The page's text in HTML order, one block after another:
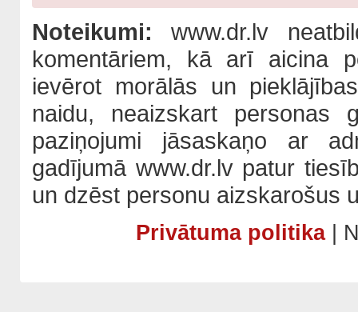
Noteikumi:www.dr.lv
komentāriem, kā arī aicina
ievērot morālās un
naidu, neaizskart personas
paziņojumi jāsaskaņo ar
gadījumā www.dr.lv patur
un dzēst personu aizskarošus
Privātuma politika|